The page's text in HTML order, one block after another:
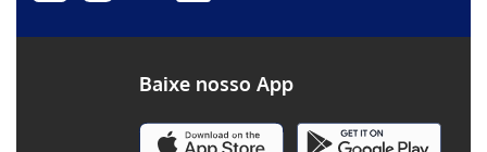
Baixe nosso App